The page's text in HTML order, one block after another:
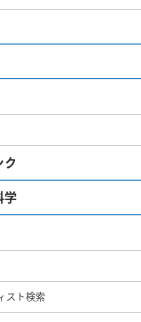
ク
学
スト検索